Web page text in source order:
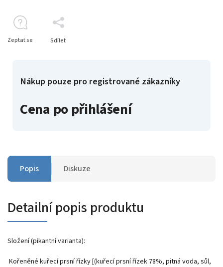
Cena po přihlášení
Nákup pouze pro registrované zákazníky
Zeptat se Sdílet
Popis Diskuze
Detailní popis produktu
Složení (pikantní varianta):
Kořeněné kuřecí prsní řízky [(kuřecí prsní řízek 78%, pitná voda, sůl,